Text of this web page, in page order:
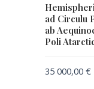
ad Circulu
ab
Poli
35 000,00 €